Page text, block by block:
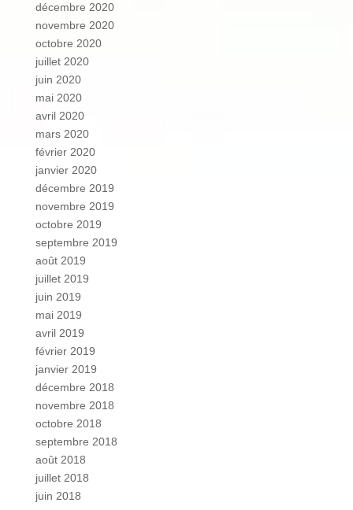
décembre 2020
novembre 2020
octobre 2020
juillet 2020
juin 2020
mai 2020
avril 2020
mars 2020
février 2020
janvier 2020
décembre 2019
novembre 2019
octobre 2019
septembre 2019
août 2019
juillet 2019
juin 2019
mai 2019
avril 2019
février 2019
janvier 2019
décembre 2018
novembre 2018
octobre 2018
septembre 2018
août 2018
juillet 2018
juin 2018